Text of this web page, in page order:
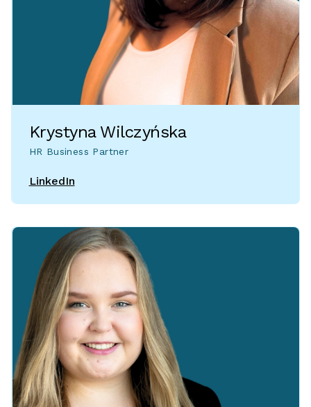
Krystyna Wilczyńska
HR Business Partner
LinkedIn